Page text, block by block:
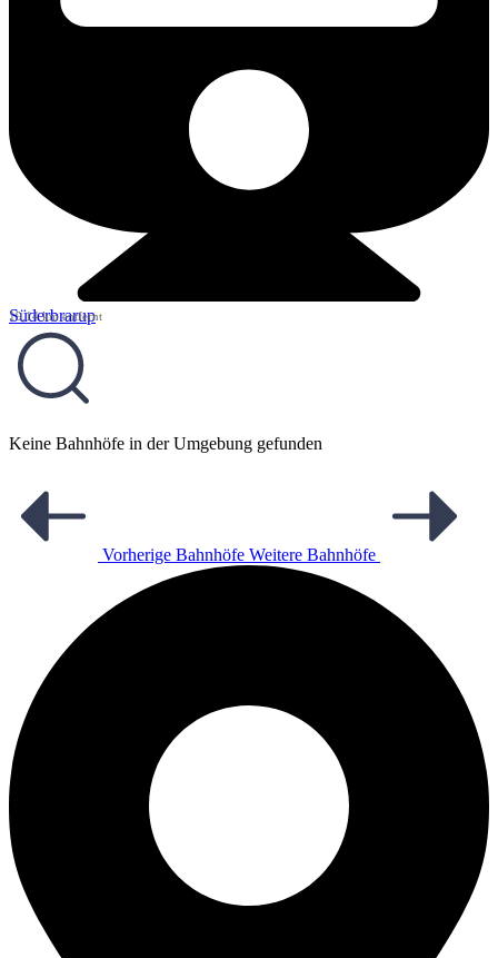
Süderbrarup
19,14 km entfernt
Keine Bahnhöfe in der Umgebung gefunden
Vorherige Bahnhöfe Weitere Bahnhöfe